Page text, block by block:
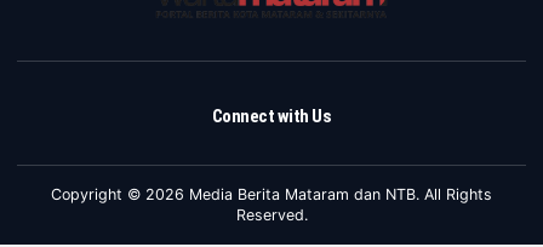
Connect with Us
Copyright © 2026 Media Berita Mataram dan NTB. All Rights
Reserved.